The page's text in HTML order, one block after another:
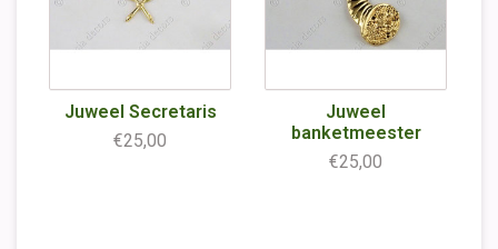
Juweel Secretaris
€25,00
Juweel
banketmeester
€25,00